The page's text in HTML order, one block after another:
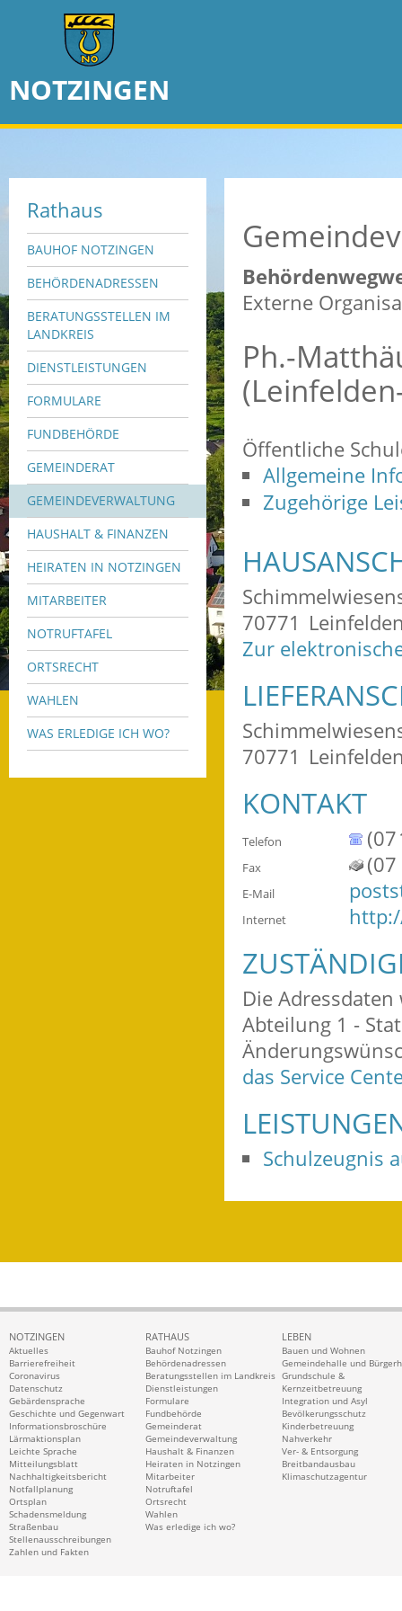
NOTZINGEN
Rathaus
BAUHOF NOTZINGEN
BEHÖRDENADRESSEN
BERATUNGSSTELLEN IM
LANDKREIS
DIENSTLEISTUNGEN
FORMULARE
FUNDBEHÖRDE
GEMEINDERAT
GEMEINDEVERWALTUNG
HAUSHALT & FINANZEN
HEIRATEN IN NOTZINGEN
MITARBEITER
NOTRUFTAFEL
ORTSRECHT
WAHLEN
WAS ERLEDIGE ICH WO?
Externe
Ph.-
Öffentliche
Allgemeine
Zugehörige
70771
Zur
70771
KONTAKT
Telefon (07
Fax (07
E-Mail
Internet
Die
Abteilung 1 -
das Service
Schulzeugnis
NOTZINGEN
Aktuelles
Barrierefreiheit
Coronavirus
Datenschutz
Gebärdensprache
Geschichte und Gegenwart
Informationsbroschüre
Lärmaktionsplan
Leichte Sprache
Mitteilungsblatt
Nachhaltigkeitsbericht
Notfallplanung
Ortsplan
Schadensmeldung
Straßenbau
Stellenausschreibungen
Zahlen und Fakten
RATHAUS
Bauhof Notzingen
Behördenadressen
Beratungsstellen im Landkreis
Dienstleistungen
Formulare
Fundbehörde
Gemeinderat
Gemeindeverwaltung
Haushalt & Finanzen
Heiraten in Notzingen
Mitarbeiter
Notruftafel
Ortsrecht
Wahlen
Was erledige ich wo?
LEBEN
Bauen und Wohnen
Gemeindehalle und
Grundschule &
Kernzeitbetreuung
Integration und Asyl
Bevölkerungsschutz
Kinderbetreuung
Nahverkehr
Ver- & Entsorgung
Breitbandausbau
Klimaschutzagentur